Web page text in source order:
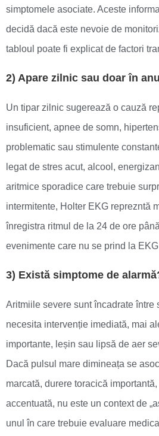
simptomele asociate. Aceste
decidă dacă este nevoie de
tabloul poate fi explicat de factori
2) Apare zilnic sau doar în
Un tipar zilnic sugerează o cauză
insuficient, apnee de somn,
problematic sau stimulente
legat de stres acut, alcool,
aritmice sporadice care trebuie
intermitente, Holter EKG reprezntă
înregistra ritmul de la 24 de ore
evenimente care nu se prind la
3) Există simptome de
Aritmiile severe sunt încadrate între
necesita intervenție imediată, mai
importante, leșin sau lipsă de aer
Dacă pulsul mare dimineața se
marcată, durere toracică
accentuată, nu este un context de
unul în care trebuie evaluare